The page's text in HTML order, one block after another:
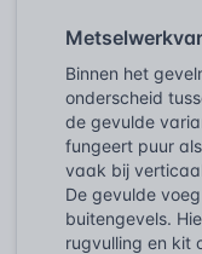
Binnen het
onderscheid
de gevulde
fungeert puur
vaak bij
De gevulde
buitengevels.
rugvulling en kit